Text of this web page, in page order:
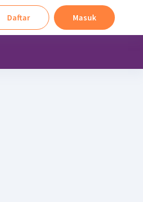
Daftar Masuk